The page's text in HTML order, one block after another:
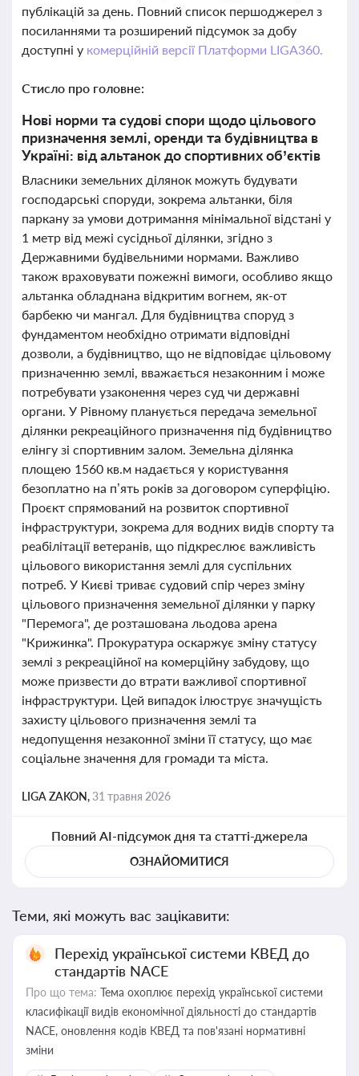
публікацій за день. Повний список першоджерел з
посиланнями та розширений підсумок за добу
доступні у комерційній версії Платформи LIGA360.
Стисло про головне:
Нові норми та судові спори щодо цільового
призначення землі, оренди та будівництва в
Україні: від альтанок до спортивних об’єктів
Власники земельних ділянок можуть будувати
господарські споруди, зокрема альтанки, біля
паркану за умови дотримання мінімальної відстані у
1 метр від межі сусідньої ділянки, згідно з
Державними будівельними нормами. Важливо
також враховувати пожежні вимоги, особливо якщо
альтанка обладнана відкритим вогнем, як-от
барбекю чи мангал. Для будівництва споруд з
фундаментом необхідно отримати відповідні
дозволи, а будівництво, що не відповідає цільовому
призначенню землі, вважається незаконним і може
потребувати узаконення через суд чи державні
органи. У Рівному планується передача земельної
ділянки рекреаційного призначення під будівництво
елінгу зі спортивним залом. Земельна ділянка
площею 1560 кв.м надається у користування
безоплатно на п’ять років за договором суперфіцію.
Проєкт спрямований на розвиток спортивної
інфраструктури, зокрема для водних видів спорту та
реабілітації ветеранів, що підкреслює важливість
цільового використання землі для суспільних
потреб. У Києві триває судовий спір через зміну
цільового призначення земельної ділянки у парку
"Перемога", де розташована льодова арена
"Крижинка". Прокуратура оскаржує зміну статусу
землі з рекреаційної на комерційну забудову, що
може призвести до втрати важливої спортивної
інфраструктури. Цей випадок ілюструє значущість
захисту цільового призначення землі та
недопущення незаконної зміни її статусу, що має
соціальне значення для громади та міста.
LIGA ZAKON,31 травня 2026
Повний AI-підсумок дня та статті-джерела
ОЗНАЙОМИТИСЯ
Теми, які можуть вас зацікавити:
Перехід української системи КВЕД до
стандартів NACE
Про що тема: Тема охоплює перехід української системи
класифікації видів економічної діяльності до стандартів
NACE, оновлення кодів КВЕД та пов'язані нормативні
зміни